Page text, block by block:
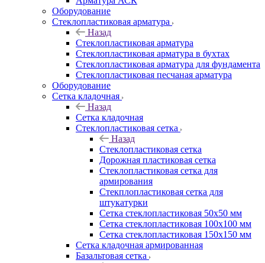
Оборудование
Cтеклопластиковая арматура
Назад
Cтеклопластиковая арматура
Стеклопластиковая арматура в бухтах
Стеклопластиковая арматура для фундамента
Стеклопластиковая песчаная арматура
Оборудование
Сетка кладочная
Назад
Сетка кладочная
Стеклопластиковая сетка
Назад
Стеклопластиковая сетка
Дорожная пластиковая сетка
Стеклопластиковая сетка для
армирования
Стекплопластиковая сетка для
штукатурки
Сетка стеклопластиковая 50x50 мм
Сетка стеклопластиковая 100x100 мм
Сетка стеклопластиковая 150x150 мм
Сетка кладочная армированная
Базальтовая сетка